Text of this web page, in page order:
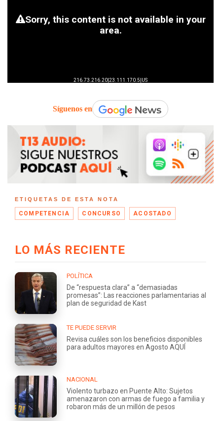
Síguenos en
ETIQUETAS DE ESTA NOTA
COMPETENCIA CONCURSO ACOSTADO
LO MÁS RECIENTE
POLÍTICA
De “respuesta clara” a “demasiadas
promesas”: Las reacciones parlamentarias al
plan de seguridad de Kast
TE PUEDE SERVIR
Revisa cuáles son los beneficios disponibles
para adultos mayores en Agosto AQUÍ
NACIONAL
Violento turbazo en Puente Alto: Sujetos
amenazaron con armas de fuego a familia y
robaron más de un millón de pesos